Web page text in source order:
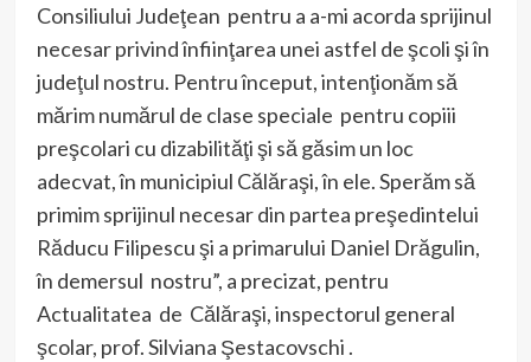
Consiliului Judeţean pentru a a-mi acorda sprijinul
necesar privind înfiinţarea unei astfel de şcoli şi în
judeţul nostru. Pentru început, intenţionăm să
mărim numărul de clase speciale pentru copiii
preşcolari cu dizabilităţi şi să găsim un loc
adecvat, în municipiul Călăraşi, în ele. Sperăm să
primim sprijinul necesar din partea preşedintelui
Răducu Filipescu şi a primarului Daniel Drăgulin,
în demersul nostru”, a precizat, pentru
Actualitatea de Călăraşi, inspectorul general
şcolar, prof. Silviana Şestacovschi .